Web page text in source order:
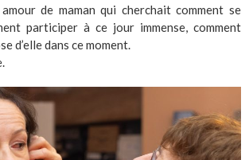
de maman qui cherchait comment se
participer à ce jour immense, comment
d’elle dans ce moment.